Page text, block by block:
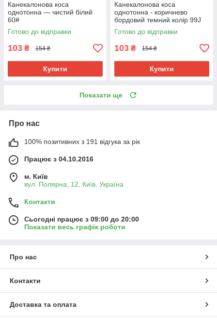
Канекалонова коса
однотонна — чистий білий
60#
Готово до відправки
103 ₴ 154 ₴
Купити
Канекалонова коса
однотонна - коричнево
бордовий темний колір 99J
Готово до відправки
103 ₴ 154 ₴
Купити
Показати ще
Про нас
100% позитивних з 191 відгука за рік
Працює з 04.10.2016
м. Київ
вул. Полярна, 12, Київ, Україна
Контакти
Сьогодні працює з 09:00 до 20:00
Показати весь графік роботи
Про нас
Контакти
Доставка та оплата